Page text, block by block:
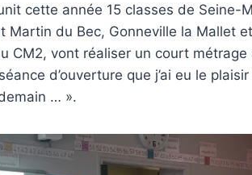
cette année 15 classes de Seine-
Martin du Bec, Gonneville la Mallet
CM2, vont réaliser un court métrage
d’ouverture que j’ai eu le
… ».